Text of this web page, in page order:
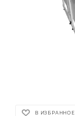
В ИЗБРАННОЕ